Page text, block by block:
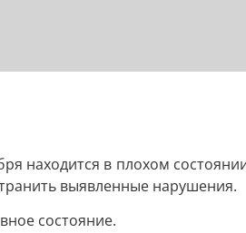
находится в плохом
выявленные нарушения.
состояние.